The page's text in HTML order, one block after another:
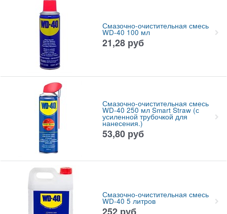
Смазочно-очистительная смесь
WD-40 100 мл
21,28 руб
Смазочно-очистительная смесь
WD-40 250 мл Smart Straw (с
усиленной трубочкой для
нанесения.)
53,80 руб
Смазочно-очистительная смесь
WD-40 5 литров
252 руб